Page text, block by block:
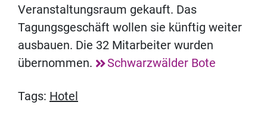
Veranstaltungsraum gekauft. Das
Tagungsgeschäft wollen sie künftig weiter
ausbauen. Die 32 Mitarbeiter wurden
übernommen.
Schwarzwälder Bote
Tags: Hotel